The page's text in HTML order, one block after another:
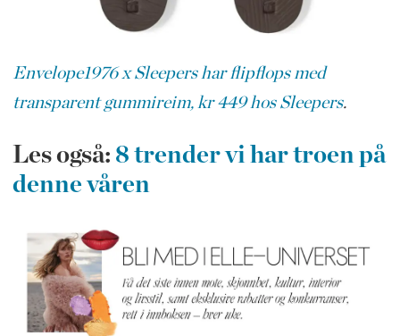
Envelope1976 x Sleepers har flipflops med
transparent gummireim, kr 449 hos Sleepers.
Les også: 8 trender vi har troen på
denne våren